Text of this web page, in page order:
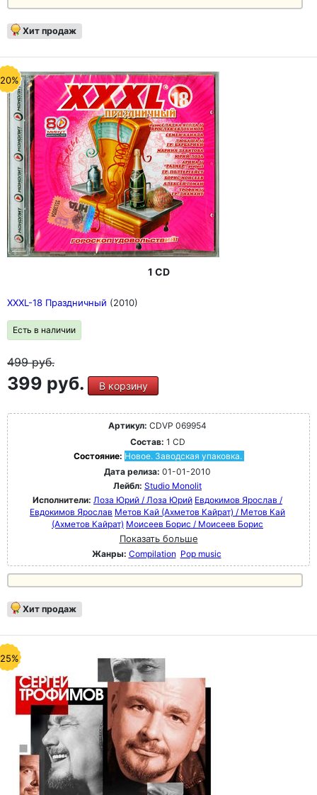
Хит продаж
1 CD
XXXL-18 Праздничный (2010)
Есть в наличии
499руб.
399 руб. В корзину
Артикул: CDVP 069954
Состав: 1 CD
Состояние: Новое. Заводская упаковка.
Дата релиза: 01-01-2010
Лейбл: Studio Monolit
Исполнители: Лоза Юрий / Лоза Юрий Евдокимов Ярослав /
Евдокимов Ярослав Метов Кай (Ахметов Кайрат) / Метов Кай
(Ахметов Кайрат) Моисеев Борис / Моисеев Борис
Показать больше
Жанры: Compilation Pop music
Хит продаж